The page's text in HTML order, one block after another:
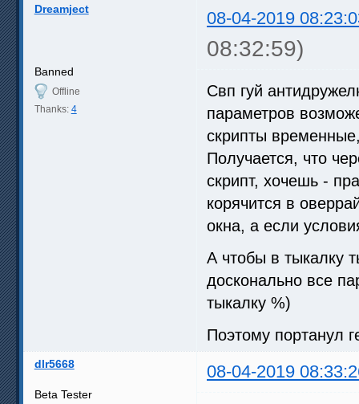
Dreamject 08-04-2019
08:32:59)
Banned
Offline
Thanks: 4
Свп гуй
параметров
скрипты
Получается, что
скрипт, хочешь -
корячится в
окна, а если
А чтобы в тыкалку
досконально все
тыкалку %)
Поэтому портанул
dlr5668 08-04-2019
Beta Tester